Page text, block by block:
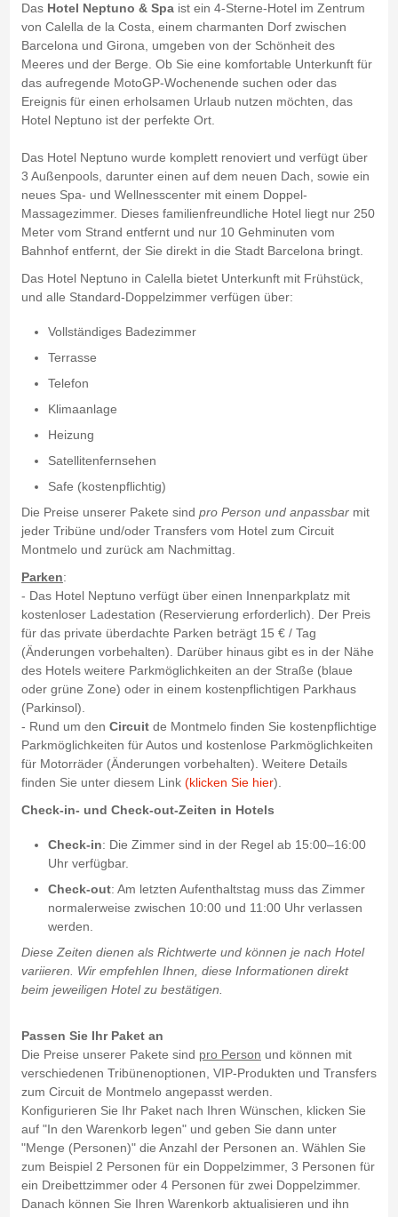
Das Hotel Neptuno & Spaist ein 4-Sterne-Hotel im Zentrum
von Calella de la Costa, einem charmanten Dorf zwischen
Barcelona und Girona, umgeben von der Schönheit des
Meeres und der Berge. Ob Sie eine komfortable Unterkunft für
das aufregende MotoGP-Wochenende suchen oder das
Ereignis für einen erholsamen Urlaub nutzen möchten, das
Hotel Neptuno ist der perfekte Ort.
Das Hotel Neptuno wurde komplett renoviert und verfügt über
3 Außenpools, darunter einen auf dem neuen Dach, sowie ein
neues Spa- und Wellnesscenter mit einem Doppel-
Massagezimmer. Dieses familienfreundliche Hotel liegt nur 250
Meter vom Strand entfernt und nur 10 Gehminuten vom
Bahnhof entfernt, der Sie direkt in die Stadt Barcelona bringt.
Das Hotel Neptuno in Calella bietet Unterkunft mit Frühstück,
und alle Standard-Doppelzimmer verfügen über:
Vollständiges Badezimmer
Terrasse
Telefon
Klimaanlage
Heizung
Satellitenfernsehen
Safe (kostenpflichtig)
Die Preise unserer Pakete sind pro Person und anpassbarmit
jeder Tribüne und/oder Transfers vom Hotel zum Circuit
Montmelo und zurück am Nachmittag.
Parken:
- Das Hotel Neptuno verfügt über einen Innenparkplatz mit
kostenloser Ladestation (Reservierung erforderlich). Der Preis
für das private überdachte Parken beträgt 15 € / Tag
(Änderungen vorbehalten). Darüber hinaus gibt es in der Nähe
des Hotels weitere Parkmöglichkeiten an der Straße (blaue
oder grüne Zone) oder in einem kostenpflichtigen Parkhaus
(Parkinsol).
- Rund um den Circuitde Montmelo finden Sie kostenpflichtige
Parkmöglichkeiten für Autos und kostenlose Parkmöglichkeiten
für Motorräder (Änderungen vorbehalten). Weitere Details
finden Sie unter diesem Link (klicken Sie hier).
Check-in- und Check-out-Zeiten in Hotels
Check-in: Die Zimmer sind in der Regel ab 15:00–16:00
Uhr verfügbar.
Check-out: Am letzten Aufenthaltstag muss das Zimmer
normalerweise zwischen 10:00 und 11:00 Uhr verlassen
werden.
Diese Zeiten dienen als Richtwerte und können je nach Hotel
variieren. Wir empfehlen Ihnen, diese Informationen direkt
beim jeweiligen Hotel zu bestätigen.
Passen Sie Ihr Paket an
Die Preise unserer Pakete sind pro Person und können mit
verschiedenen Tribünenoptionen, VIP-Produkten und Transfers
zum Circuit de Montmelo angepasst werden.
Konfigurieren Sie Ihr Paket nach Ihren Wünschen, klicken Sie
auf "In den Warenkorb legen" und geben Sie dann unter
"Menge (Personen)" die Anzahl der Personen an. Wählen Sie
zum Beispiel 2 Personen für ein Doppelzimmer, 3 Personen für
ein Dreibettzimmer oder 4 Personen für zwei Doppelzimmer.
Danach können Sie Ihren Warenkorb aktualisieren und ihn